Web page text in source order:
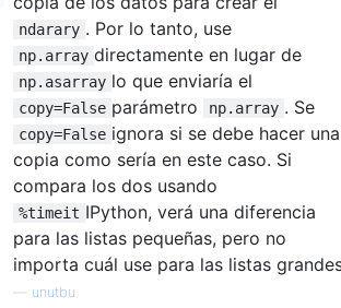
ndarary . Por lo tanto, use
np.array directamente en lugar de
np.asarray lo que enviaría el
copy=False parámetro np.array . Se
copy=False ignora si se debe hacer una
copia como sería en este caso. Si
compara los dos usando
%timeit IPython, verá una diferencia
para las listas pequeñas, pero no
importa cuál use para las listas
unutbu